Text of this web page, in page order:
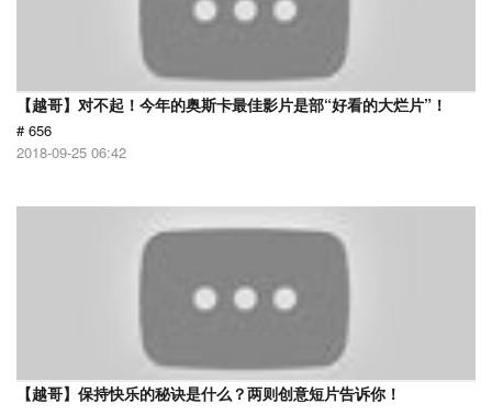
【越哥】对不起！今年的奥斯卡最佳影片是部“好看的大烂片”！
# 656
2018-09-25 06:42
【越哥】保持快乐的秘诀是什么？两则创意短片告诉你！